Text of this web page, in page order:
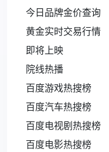
今日品牌金价查询
黄金实时交易行情
即将上映
院线热播
百度游戏热搜榜
百度汽车热搜榜
百度电视剧热搜榜
百度电影热搜榜